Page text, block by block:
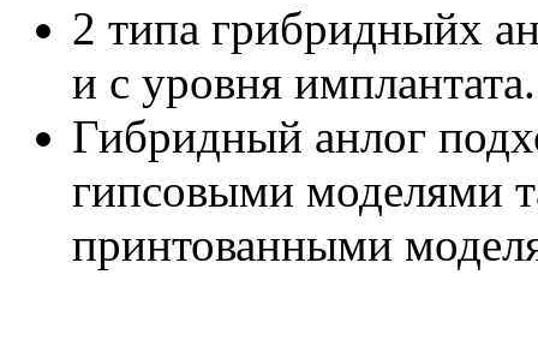
2 типа грибридныйх
и с уровня имплантата.
Гибридный анлог
гипсовыми моделями
принтованными